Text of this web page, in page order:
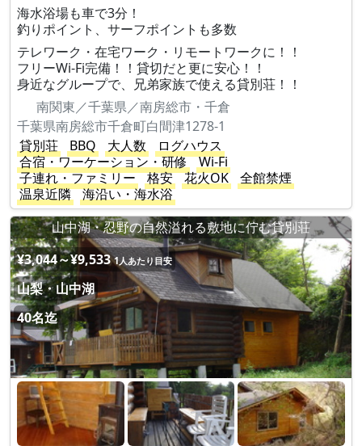
海水浴場も車で3分！
釣りポイント、サーフポイントも多数
テレワーク・在宅ワーク・リモートワークに！！
フリーWi-Fi完備！！貸切だと更に安心！！
身近なグループで、兄弟家族で使える貸別荘！！
南関東／千葉県／南房総市・千倉
千葉県南房総市千倉町白間津1278-1
貸別荘
BBQ 大人数
ログハウス
合宿・ワーケーション・研修
Wi-Fi
子連れ・ファミリー
格安 花火OK
全館禁煙
温泉近隣
海沿い・海水浴
山中湖・忍野の自然溢れる敷地に佇む貸別荘
¥3,044～¥9,533 1人あたり目安
山梨・山中湖
40名迄